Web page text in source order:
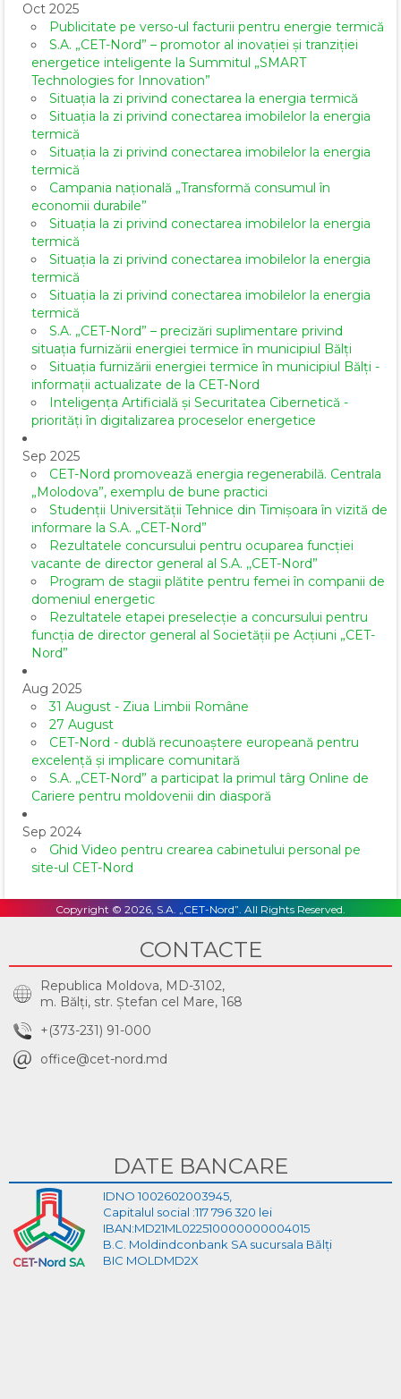
Oct 2025
Publicitate pe verso-ul facturii pentru energie termică
S.A. „CET-Nord” – promotor al inovației și tranziției
energetice inteligente la Summitul „SMART
Technologies for Innovation”
Situația la zi privind conectarea la energia termică
Situația la zi privind conectarea imobilelor la energia
termică
Situația la zi privind conectarea imobilelor la energia
termică
Campania națională „Transformă consumul în
economii durabile”
Situația la zi privind conectarea imobilelor la energia
termică
Situația la zi privind conectarea imobilelor la energia
termică
Situația la zi privind conectarea imobilelor la energia
termică
S.A. „CET-Nord” – precizări suplimentare privind
situația furnizării energiei termice în municipiul Bălți
Situația furnizării energiei termice în municipiul Bălți -
informații actualizate de la CET-Nord
Inteligența Artificială și Securitatea Cibernetică -
priorități în digitalizarea proceselor energetice
Sep 2025
CET-Nord promovează energia regenerabilă. Centrala
„Molodova”, exemplu de bune practici
Studenții Universității Tehnice din Timișoara în vizită de
informare la S.A. „CET-Nord”
Rezultatele concursului pentru ocuparea funcției
vacante de director general al S.A. ,,CET-Nord”
Program de stagii plătite pentru femei în companii de
domeniul energetic
Rezultatele etapei preselecție a concursului pentru
funcția de director general al Societăţii pe Acţiuni „CET-
Nord”
Aug 2025
31 August - Ziua Limbii Române
27 August
CET-Nord - dublă recunoaștere europeană pentru
excelență și implicare comunitară
S.A. „CET-Nord” a participat la primul târg Online de
Cariere pentru moldovenii din diasporă
Sep 2024
Ghid Video pentru crearea cabinetului personal pe
site-ul CET-Nord
Copyright © 2026, S.A. „CET-Nord”. All Rights Reserved.
CONTACTE
Republica Moldova, MD-3102,
m. Bălţi, str. Ştefan cel Mare, 168
+(373-231) 91-000
office@cet-nord.md
DATE BANCARE
IDNO 1002602003945,
Capitalul social :117 796 320 lei
IBAN:MD21ML022510000000004015
B.C. Moldindconbank SA sucursala Bălți
BIC MOLDMD2X